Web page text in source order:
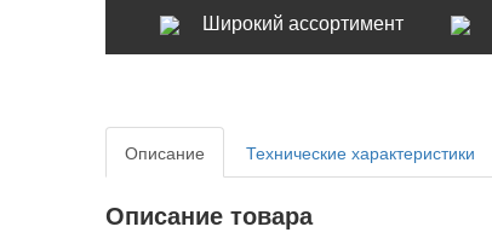
Широкий ассортимент
Описание Технические характеристики
Описание товара